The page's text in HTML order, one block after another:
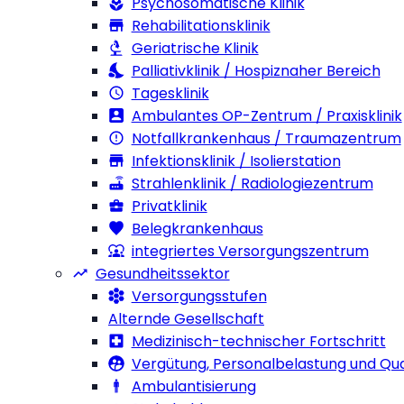
Rehabilitationsklinik
Geriatrische Klinik
Palliativklinik / Hospiznaher Bereich
Tagesklinik
Ambulantes OP-Zentrum / Praxisklinik
Notfallkrankenhaus / Traumazentrum
Infektionsklinik / Isolierstation
Strahlenklinik / Radiologiezentrum
Privatklinik
Belegkrankenhaus
integriertes Versorgungszentrum
Gesundheitssektor
Versorgungsstufen
Alternde Gesellschaft
Medizinisch-technischer Fortschritt
Vergütung, Personalbelastung und
Ambulantisierung